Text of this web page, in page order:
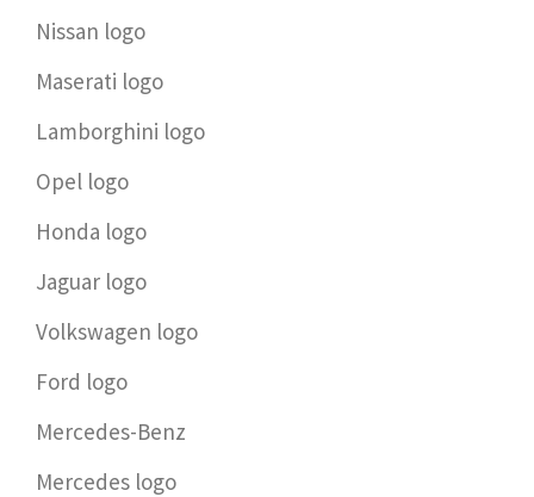
Nissan logo
Maserati logo
Lamborghini logo
Opel logo
Honda logo
Jaguar logo
Volkswagen logo
Ford logo
Mercedes-Benz
Mercedes logo